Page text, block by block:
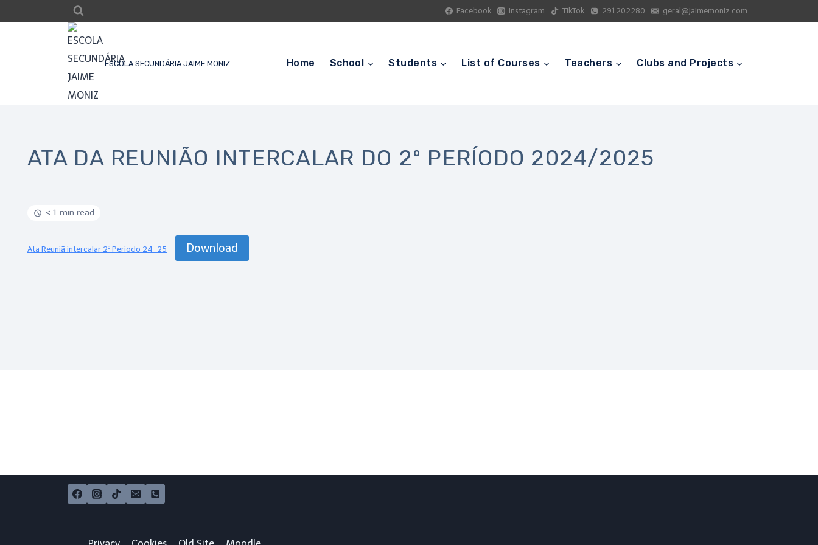
Facebook Instagram TikTok 291202280 geral@jaimemoniz.com
ESCOLA SECUNDÁRIA JAIME MONIZ Home School Students List of Courses Teachers Clubs and Projects
ATA DA REUNIÃO INTERCALAR DO 2º PERÍODO 2024/2025
< 1 min read
Ata Reuniã intercalar 2º Periodo 24_25 Download